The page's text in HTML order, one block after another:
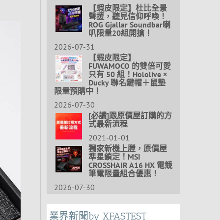
【蝦皮限定】杜比全景
聲援，聽見信仰呼喚！
ROG Gjallar Soundbar喇
叭限量20組開搶！
2026-07-31
【蝦皮限定】
FUWAMOCO 的雙倍可愛
只有 50 組！Hololive ×
Ducky 聯名鍵帽＋鼠墊
限量預購中！
2026-07-30
[必讀]跟原價屋訂購的方
式最新流程
2021-01-01
獨家新機上膛，原價屋
準星鎖定！MSI
CROSSHAIR A16 HX 電競
筆電限量組合優惠！
2026-07-30
業界新聞by XFASTEST